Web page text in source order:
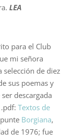
LEA
para el Club
mi señora
selección de diez
sus poemas y
descargada
Textos de
Borgiana,
de 1976; fue